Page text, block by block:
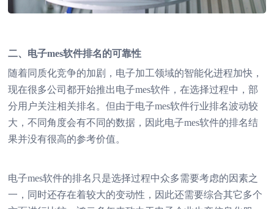
二、电子mes软件排名的可靠性
随着同质化竞争的加剧，电子加工领域的智能化进程加快，
现在很多公司都开始推出电子mes软件，在选择过程中，部
分用户关注相关排名。但由于电子mes软件行业排名波动较
大，不同角度会有不同的数据，因此电子mes软件的排名结
果并没有很高的参考价值。
电子mes软件的排名只是选择过程中众多需要考虑的因素之
一，同时还存在着较大的变动性，因此还需要综合其它多个